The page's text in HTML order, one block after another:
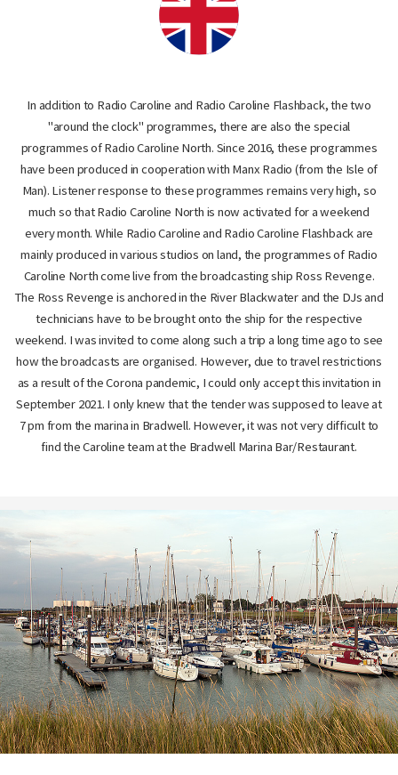
In addition to Radio Caroline and Radio Caroline Flashback, the two
"around the clock" programmes, there are also the special
programmes of Radio Caroline North. Since 2016, these programmes
have been produced in cooperation with Manx Radio (from the Isle of
Man). Listener response to these programmes remains very high, so
much so that Radio Caroline North is now activated for a weekend
every month. While Radio Caroline and Radio Caroline Flashback are
mainly produced in various studios on land, the programmes of Radio
Caroline North come live from the broadcasting ship Ross Revenge.
The Ross Revenge is anchored in the River Blackwater and the DJs and
technicians have to be brought onto the ship for the respective
weekend. I was invited to come along such a trip a long time ago to see
how the broadcasts are organised. However, due to travel restrictions
as a result of the Corona pandemic, I could only accept this invitation in
September 2021. I only knew that the tender was supposed to leave at
7 pm from the marina in Bradwell. However, it was not very difficult to
find the Caroline team at the Bradwell Marina Bar/Restaurant.